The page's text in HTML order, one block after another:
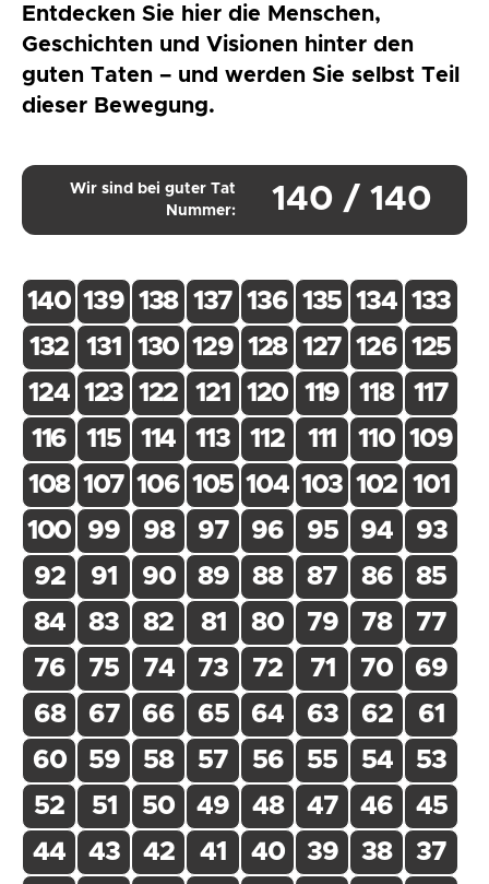
Entdecken Sie hier die Menschen,
Geschichten und Visionen hinter den
guten Taten – und werden Sie selbst Teil
dieser Bewegung.
Wir sind bei guter Tat
Nummer:
140 / 140
140 139 138 137 136 135 134 133
132
131 130 129 128 127 126 125
124 123 122 121 120 119 118
117
116
115 114 113 112 111 110 109
108 107 106 105 104 103 102 101
100
99 98 97 96 95 94
93
92
91 90 89 88 87 86
85
84
83 82 81 80 79 78
77
76
75 74 73 72 71 70
69
68
67 66 65 64 63 62
61
60
59 58 57 56 55 54
53
52
51 50 49 48 47 46
45
44
43 42 41 40 39 38
37